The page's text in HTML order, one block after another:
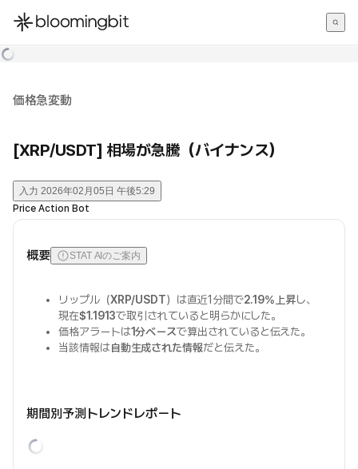
한국어
価格急変動
[XRP/USDT] 相場が急騰（バイナンス）
入力 2026年02月05日 午後5:29
Price Action Bot
概要 STAT AIのご案内
リップル（XRP/USDT）は直近1分間で2.19%上昇し、
現在$1.1913で取引されていると明らかにした。
価格アラートは1分ベースで算出されていると伝えた。
当該情報は自動生成された情報だと伝えた。
期間別予測トレンドレポート